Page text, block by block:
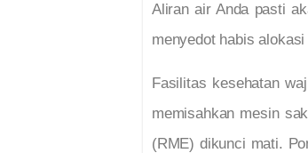
Aliran air Anda pasti
menyedot habis
Fasilitas kesehatan
memisahkan mesin
(RME) dikunci mati.